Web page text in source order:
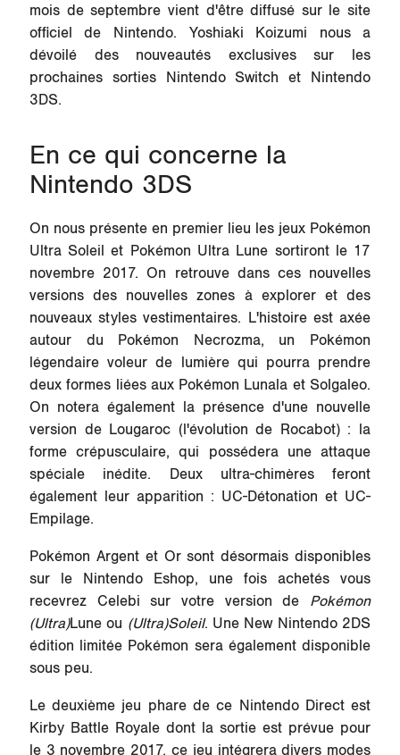
mois de septembre vient d'être diffusé sur le site
officiel de Nintendo. Yoshiaki Koizumi nous a
dévoilé des nouveautés exclusives sur les
prochaines sorties Nintendo Switch et Nintendo
3DS.
En ce qui concerne la
Nintendo 3DS
On nous présente en premier lieu les jeux Pokémon
Ultra Soleil et Pokémon Ultra Lune sortiront le 17
novembre 2017. On retrouve dans ces nouvelles
versions des nouvelles zones à explorer et des
nouveaux styles vestimentaires. L'histoire est axée
autour du Pokémon Necrozma, un Pokémon
légendaire voleur de lumière qui pourra prendre
deux formes liées aux Pokémon Lunala et Solgaleo.
On notera également la présence d'une nouvelle
version de Lougaroc (l'évolution de Rocabot) : la
forme crépusculaire, qui possédera une attaque
spéciale inédite. Deux ultra-chimères feront
également leur apparition : UC-Détonation et UC-
Empilage.
Pokémon Argentet Orsont désormais disponibles
sur le Nintendo Eshop, une fois achetés vous
recevrez Celebi sur votre version de Pokémon
(Ultra)Lune ou (Ultra)Soleil. Une New Nintendo 2DS
édition limitée Pokémon sera également disponible
sous peu.
Le deuxième jeu phare de ce Nintendo Direct est
Kirby Battle Royaledont la sortie est prévue pour
le 3 novembre 2017, ce jeu intégrera divers modes